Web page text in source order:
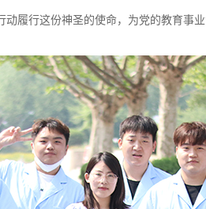
履行这份神圣的使命，为党的教育事业